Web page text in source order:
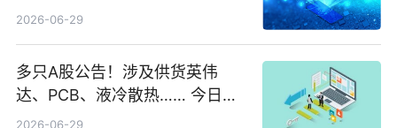
2026-06-29
多只A股公告！涉及供货英伟
达、PCB、液冷散热…… 今日快
讯
2026-06-29